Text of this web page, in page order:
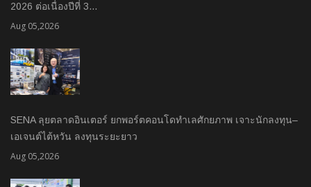
2026 ต่อเนื่องปีที่ 3…
Aug 05,2026
SENA ลุยตลาดอินเตอร์ ยกพอร์ตคอนโดทำเลศักยภาพ เจาะนักลงทุน–
เอเจนต์ไต้หวัน ลงทุนระยะยาว
Aug 05,2026